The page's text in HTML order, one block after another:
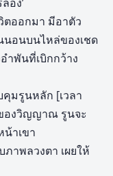
ตออกมา มีอาตัว
นอนบนไหล่ของเชด
ำพันที่เบิกกว้าง
มรูนหลัก [เวลา
องวิญญาณ รูนจะ
น้าเขา
าพลวงตา เผยให้